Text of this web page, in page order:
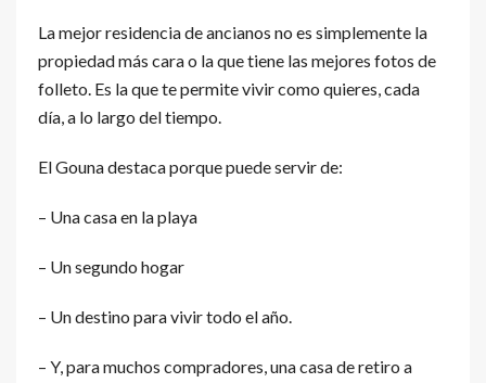
La mejor residencia de ancianos no es simplemente la
propiedad más cara o la que tiene las mejores fotos de
folleto. Es la que te permite vivir como quieres, cada
día, a lo largo del tiempo.
El Gouna destaca porque puede servir de:
– Una casa en la playa
– Un segundo hogar
– Un destino para vivir todo el año.
– Y, para muchos compradores, una casa de retiro a